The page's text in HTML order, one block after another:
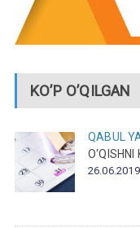
KO’P O’QILGAN
QABUL
O‘QISHNI
26.06.2019